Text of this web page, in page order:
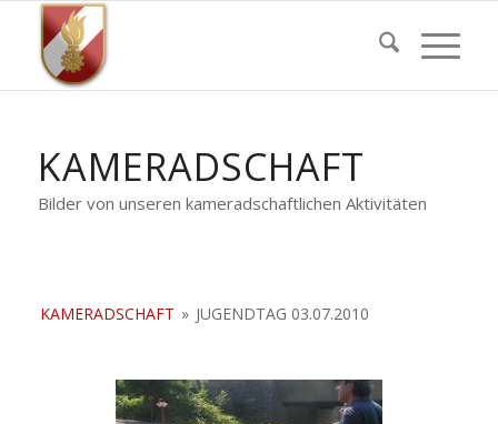
KAMERADSCHAFT
Bilder von unseren kameradschaftlichen Aktivitäten
KAMERADSCHAFT » JUGENDTAG 03.07.2010